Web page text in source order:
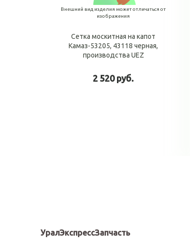
Внешний вид изделия может отличаться от
изображения
Сетка москитная на капот
Камаз-53205, 43118 черная,
производства UEZ
2 520 руб.
УралЭкспрессЗапчасть